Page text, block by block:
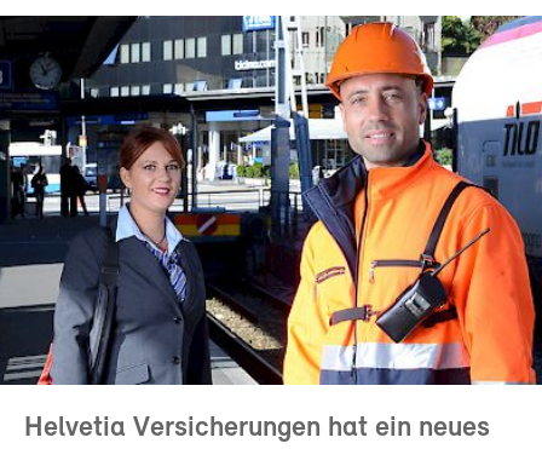
Helvetia Versicherungen hat ein neues